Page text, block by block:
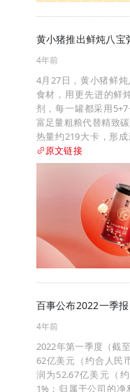
黄小猪推出鲜炖八宝
4年前
4月27日，黄小猪鲜
食材，用更先进的鲜
剂，每一罐都采用
富足量粗粮代替精致
热量约219大卡，形
原文链接
百事公布2022一季
4年前
2022年第一季度（截
62亿美元（约合人民
润为52.67亿美元（
1%；归属于公司的